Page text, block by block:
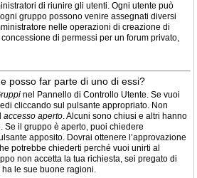
di riunire gli utenti. Ogni utente può
gruppo possono venire assegnati diversi
nelle operazioni di creazione di
di permessi per un forum privato,
posso far parte di uno di essi?
nel Pannello di Controllo Utente. Se vuoi
cliccando sul pulsante appropriato. Non
accesso aperto. Alcuni sono chiusi e altri hanno
Se il gruppo è aperto, puoi chiedere
apposito. Dovrai ottenere l’approvazione
potrebbe chiederti perché vuoi unirti al
non accetta la tua richiesta, sei pregato di
le sue buone ragioni.